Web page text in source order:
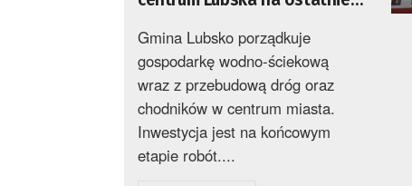
Gmina Lubsko porządkuje
gospodarkę wodno-ściekową
wraz z przebudową dróg oraz
chodników w centrum miasta.
Inwestycja jest na końcowym
etapie robót....